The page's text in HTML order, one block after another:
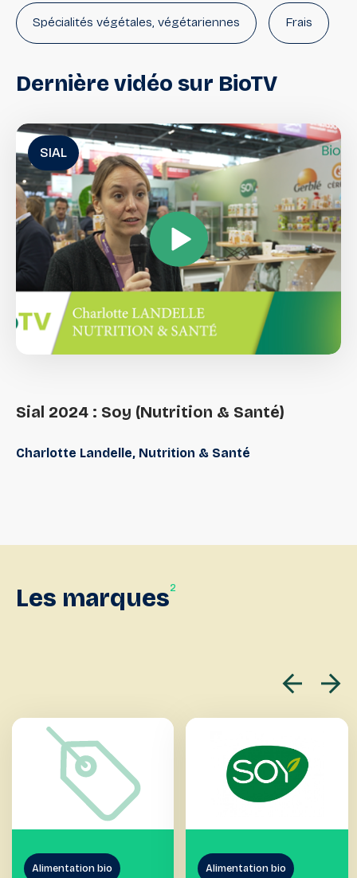
Spécialités végétales, végétariennes Frais
Végétal, Végétarien frais
Dernièrevidéo sur BioTV
SIAL
Sial 2024 : Soy (Nutrition & Santé)
Charlotte Landelle, Nutrition & Santé
Les marques2
Alimentation bio Alimentation bio